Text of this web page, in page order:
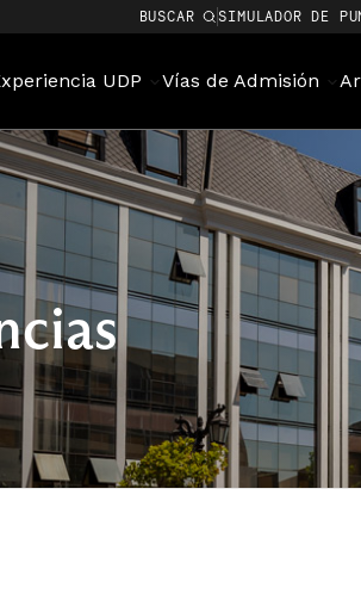
BUSCAR SIMULADOR DE
UDP Vías de Admisión